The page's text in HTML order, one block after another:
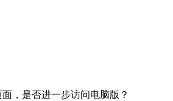
，是否进一步访问电脑版？